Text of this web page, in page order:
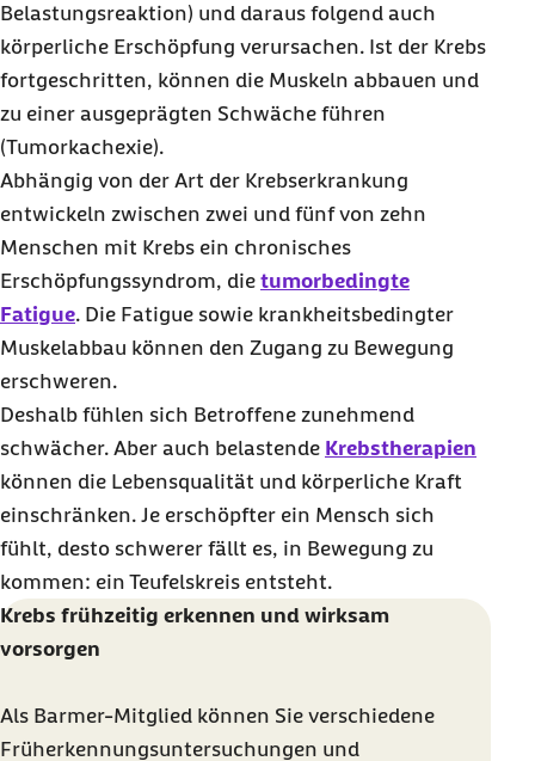
Belastungsreaktion) und daraus folgend auch
körperliche Erschöpfung verursachen. Ist der Krebs
fortgeschritten, können die Muskeln abbauen und
zu einer ausgeprägten Schwäche führen
(Tumorkachexie).
Abhängig von der Art der Krebserkrankung
entwickeln zwischen zwei und fünf von zehn
Menschen mit Krebs ein chronisches
Erschöpfungssyndrom, die tumorbedingte
Fatigue. Die Fatigue sowie krankheitsbedingter
Muskelabbau können den Zugang zu Bewegung
erschweren.
Deshalb fühlen sich Betroffene zunehmend
schwächer. Aber auch belastende Krebstherapien
können die Lebensqualität und körperliche Kraft
einschränken. Je erschöpfter ein Mensch sich
fühlt, desto schwerer fällt es, in Bewegung zu
kommen: ein Teufelskreis entsteht.
Krebs frühzeitig erkennen und wirksam
vorsorgen
Als Barmer-Mitglied können Sie verschiedene
Früherkennungsuntersuchungen und